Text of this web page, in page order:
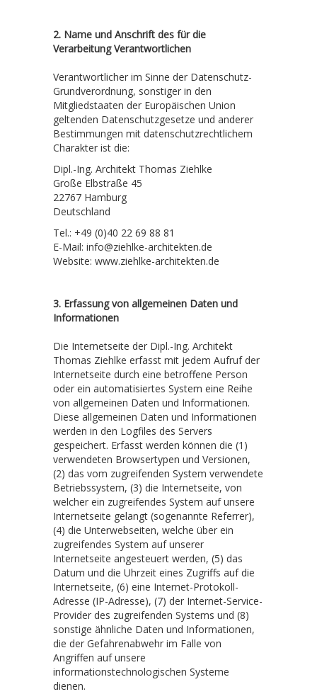
2. Name und Anschrift des für die
Verarbeitung Verantwortlichen
Verantwortlicher im Sinne der Datenschutz-
Grundverordnung, sonstiger in den
Mitgliedstaaten der Europäischen Union
geltenden Datenschutzgesetze und anderer
Bestimmungen mit datenschutzrechtlichem
Charakter ist die:
Dipl.-Ing. Architekt Thomas Ziehlke
Große Elbstraße 45
22767 Hamburg
Deutschland
Tel.: +49 (0)40 22 69 88 81
E-Mail: info@ziehlke-architekten.de
Website: www.ziehlke-architekten.de
3. Erfassung von allgemeinen Daten und
Informationen
Die Internetseite der Dipl.-Ing. Architekt
Thomas Ziehlke erfasst mit jedem Aufruf der
Internetseite durch eine betroffene Person
oder ein automatisiertes System eine Reihe
von allgemeinen Daten und Informationen.
Diese allgemeinen Daten und Informationen
werden in den Logfiles des Servers
gespeichert. Erfasst werden können die (1)
verwendeten Browsertypen und Versionen,
(2) das vom zugreifenden System verwendete
Betriebssystem, (3) die Internetseite, von
welcher ein zugreifendes System auf unsere
Internetseite gelangt (sogenannte Referrer),
(4) die Unterwebseiten, welche über ein
zugreifendes System auf unserer
Internetseite angesteuert werden, (5) das
Datum und die Uhrzeit eines Zugriffs auf die
Internetseite, (6) eine Internet-Protokoll-
Adresse (IP-Adresse), (7) der Internet-Service-
Provider des zugreifenden Systems und (8)
sonstige ähnliche Daten und Informationen,
die der Gefahrenabwehr im Falle von
Angriffen auf unsere
informationstechnologischen Systeme
dienen.